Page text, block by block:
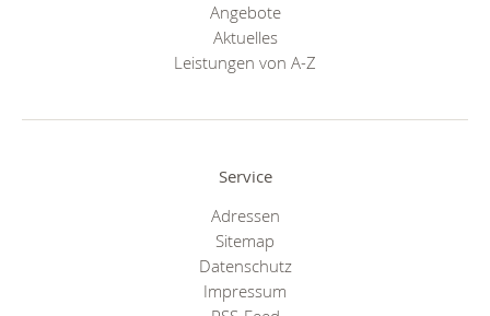
Angebote
Aktuelles
Leistungen von A-Z
Service
Adressen
Sitemap
Datenschutz
Impressum